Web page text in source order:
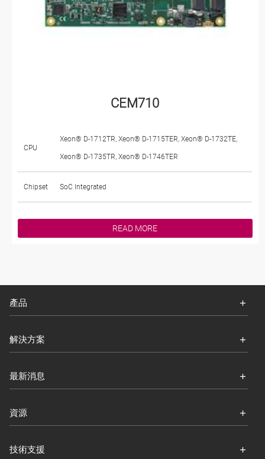
CEM710
CPU
Xeon® D-1712TR, Xeon® D-1715TER, Xeon® D-1732TE,
Xeon® D-1735TR, Xeon® D-1746TER
Chipset SoC Integrated
READ MORE
產品
解決方案
最新消息
資源
技術支援